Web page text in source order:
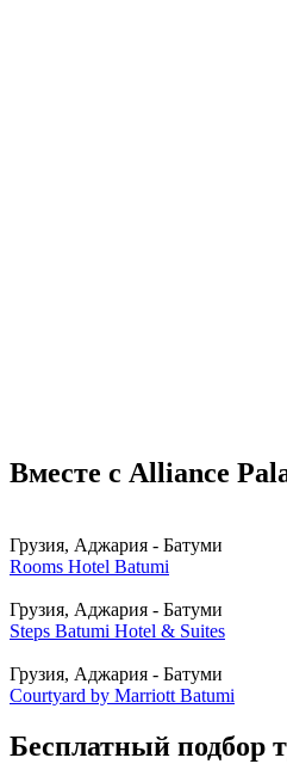
Вместе с Alliance
Грузия, Аджария - Батуми
Rooms Hotel Batumi
Грузия, Аджария - Батуми
Steps Batumi Hotel & Suites
Грузия, Аджария - Батуми
Courtyard by Marriott Batumi
Бесплатный подбор